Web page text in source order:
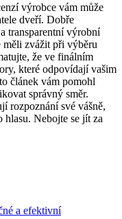
výrobce vám může
dveří. Dobře
transparentní výrobní
zvážit při výběru
že ve finálním
které odpovídají vašim
článek vám pomohl
správný směr.
rozpoznání své vášně,
Nebojte se jít za
a efektivní